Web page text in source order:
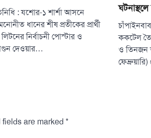
: যশোর-১ শার্শা আসনে
ধানের শীষ প্রতীকের প্রার্থী
নির্বাচনী পোস্টার ও
দেওয়ার…
ককটেল
ও তিনজন
are marked *